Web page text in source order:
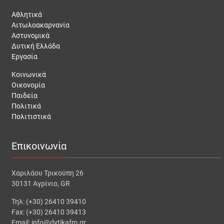
Αθλητικά
Αιτωλοακαρνανία
Αστυνομικά
Δυτική Ελλάδα
Εργασία
Κοινωνικά
Οικονομία
Παιδεία
Πολιτικά
Πολιτιστικά
Επικοινωνία
Χαριλάου Τρικούπη 26
30131 Αγρίνιο, GR
Τηλ: (+30) 26410 39410
Fax: (+30) 26410 39413